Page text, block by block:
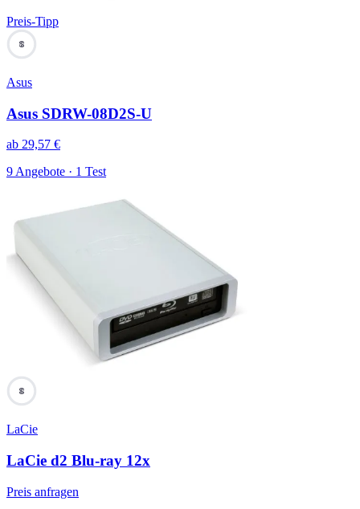
Preis-Tipp
69
Asus
Asus SDRW-08D2S-U
ab 29,57 €
9 Angebote · 1 Test
60
LaCie
LaCie d2 Blu-ray 12x
Preis anfragen